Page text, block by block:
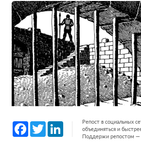
Facebook
Twitter LinkedInРепост в социальных
объединяться и
Поддержи репостом